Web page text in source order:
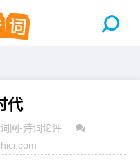
代
网-诗词论评